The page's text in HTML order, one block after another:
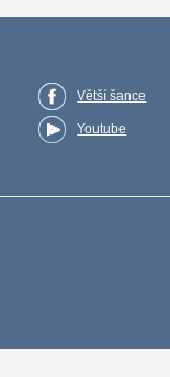
Větší šance
Youtube